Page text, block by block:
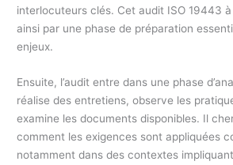
interlocuteurs clés. Cet audit ISO 19443
ainsi par une phase de préparation
enjeux.
Ensuite, l’audit entre dans une phase
réalise des entretiens, observe les
examine les documents disponibles. Il
comment les exigences sont appliquées
notamment dans des contextes